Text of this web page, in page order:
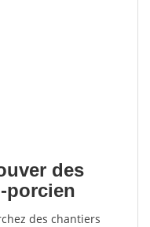
des
porcien
des chantiers